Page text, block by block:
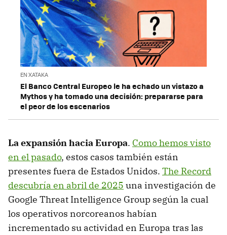
EN XATAKA
El Banco Central Europeo le ha echado un vistazo a
Mythos y ha tomado una decisión: prepararse para
el peor de los escenarios
La expansión hacia Europa. Como hemos visto
en el pasado, estos casos también están
presentes fuera de Estados Unidos. The Record
descubría en abril de 2025 una investigación de
Google Threat Intelligence Group según la cual
los operativos norcoreanos habían
incrementado su actividad en Europa tras las